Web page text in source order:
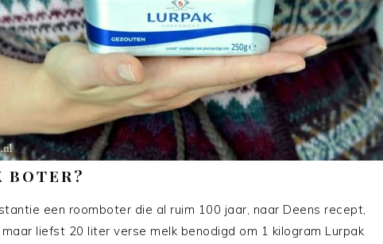
BOTER?
een roomboter die al ruim 100 jaar, naar Deens recept,
liefst 20 liter verse melk benodigd om 1 kilogram Lurpak